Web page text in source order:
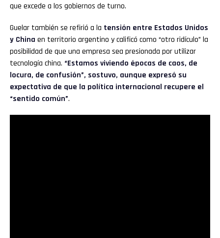
que excede a los gobiernos de turno.
Guelar también se refirió a la tensión entre Estados Unidos
y China en territorio argentino y calificó como “otro ridículo” la
posibilidad de que una empresa sea presionada por utilizar
tecnología china. “Estamos viviendo épocas de caos, de
locura, de confusión”, sostuvo, aunque expresó su
expectativa de que la política internacional recupere el
“sentido común”.